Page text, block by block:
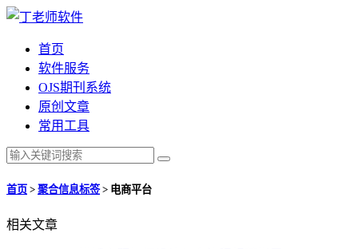
首页
软件服务
OJS期刊系统
原创文章
常用工具
首页 > 聚合信息标签> 电商平台
相关文章